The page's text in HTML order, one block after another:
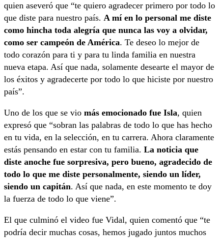
quien aseveró que “te quiero agradecer primero por todo lo
que diste para nuestro país. A mí en lo personal me diste
como hincha toda alegría que nunca las voy a olvidar,
como ser campeón de América. Te deseo lo mejor de
todo corazón para ti y para tu linda familia en nuestra
nueva etapa. Así que nada, solamente desearte el mayor de
los éxitos y agradecerte por todo lo que hiciste por nuestro
país”.
Uno de los que se vio más emocionado fue Isla, quien
expresó que “sobran las palabras de todo lo que has hecho
en tu vida, en la selección, en tu carrera. Ahora claramente
estás pensando en estar con tu familia. La noticia que
diste anoche fue sorpresiva, pero bueno, agradecido de
todo lo que me diste personalmente, siendo un líder,
siendo un capitán. Así que nada, en este momento te doy
la fuerza de todo lo que viene”.
El que culminó el video fue Vidal, quien comentó que “te
podría decir muchas cosas, hemos jugado juntos muchos